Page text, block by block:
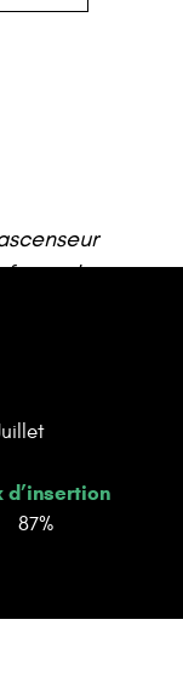
force de
d’insertion
87%